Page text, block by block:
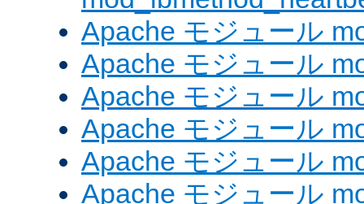
Apache モジュール
Apache モジュール
Apache モジュール
Apache モジュール
Apache モジュール
Apache モジュール